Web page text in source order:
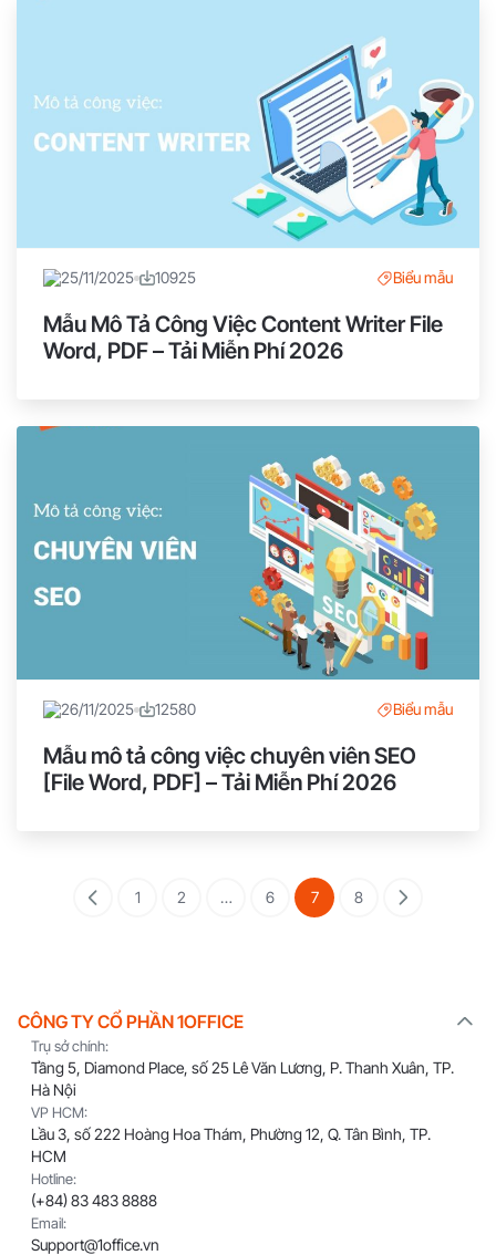
Mẫu Mô Tả Công Việc Content Writer File
Word, PDF – Tải Miễn Phí 2026
25/11/2025 10925 Biểu mẫu
Mẫu mô tả công việc chuyên viên SEO
[File Word, PDF] – Tải Miễn Phí 2026
26/11/2025 12580 Biểu mẫu
1 2 … 6 7 8
CÔNG TY CỔ PHẦN 1OFFICE
Trụ sở chính:
Tầng 5, Diamond Place, số 25 Lê Văn Lương, P. Thanh Xuân, TP.
Hà Nội
VP HCM:
Lầu 3, số 222 Hoàng Hoa Thám, Phường 12, Q. Tân Bình, TP.
HCM
Hotline:
(+84) 83 483 8888
Email:
Support@1office.vn